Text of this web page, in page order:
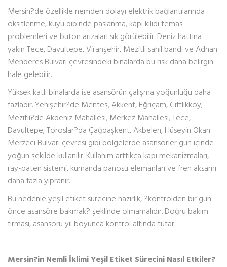
Mersin?de özellikle nemden dolayı elektrik bağlantılarında
oksitlenme, kuyu dibinde paslanma, kapı kilidi temas
problemleri ve buton arızaları sık görülebilir. Deniz hattına
yakın Tece, Davultepe, Viranşehir, Mezitli sahil bandı ve Adnan
Menderes Bulvarı çevresindeki binalarda bu risk daha belirgin
hale gelebilir.
Yüksek katlı binalarda ise asansörün çalışma yoğunluğu daha
fazladır. Yenişehir?de Menteş, Akkent, Eğriçam, Çiftlikköy;
Mezitli?de Akdeniz Mahallesi, Merkez Mahallesi, Tece,
Davultepe; Toroslar?da Çağdaşkent, Akbelen, Hüseyin Okan
Merzeci Bulvarı çevresi gibi bölgelerde asansörler gün içinde
yoğun şekilde kullanılır. Kullanım arttıkça kapı mekanizmaları,
ray-paten sistemi, kumanda panosu elemanları ve fren aksamı
daha fazla yıpranır.
Bu nedenle yeşil etiket sürecine hazırlık, ?kontrolden bir gün
önce asansöre bakmak? şeklinde olmamalıdır. Doğru bakım
firması, asansörü yıl boyunca kontrol altında tutar.
Mersin?in Nemli İklimi Yeşil Etiket Sürecini Nasıl Etkiler?